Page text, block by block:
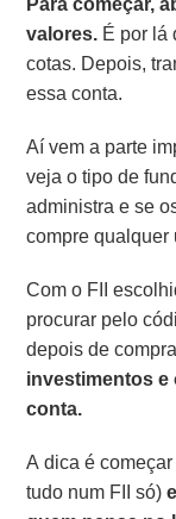
valores. É por lá
cotas. Depois,
essa conta.
Aí vem a parte
veja o tipo de
administra e se
compre qualquer
Com o FII
procurar pelo
depois de
investimentos e
conta.
A dica é
tudo num FII só)